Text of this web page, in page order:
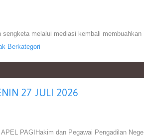
sengketa melalui mediasi kembali
Berkategori
27 JULI 2026
PAGIHakim dan Pegawai Pengadilan